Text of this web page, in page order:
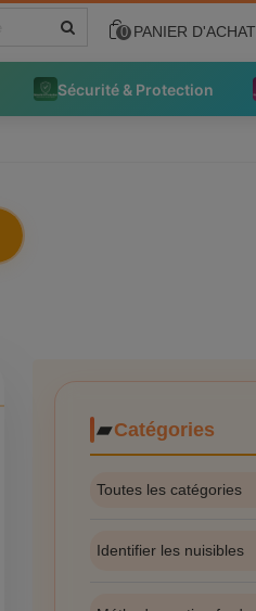
0 PANIER D'ACHAT
Sécurité & Protection
Catégories
Toutes les catégories
Identifier les nuisibles